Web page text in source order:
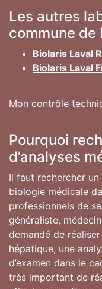
Les autres
commune de
Biolaris Laval
Biolaris Laval
Mon contrôle
Pourquoi
d’analyses
Il faut rechercher
biologie médicale
professionnels de
généraliste,
demandé de
hépatique, une
d’examen dans le
très important de